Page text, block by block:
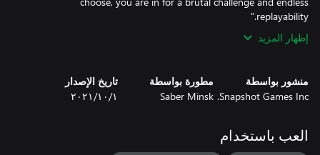
replayability."
إظهار المزيد
منشور بواسطة
Snapshot Games Inc.
مطورة بواسطة
Saber Minsk
تاريخ الإصدار
١‏/١٠‏/٢٠٢١
العب باستخدام